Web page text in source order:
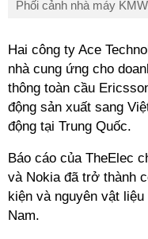
Phối cảnh nhà máy
Hai công ty Ace
nhà cung ứng cho
thông toàn cầu
động sản xuất sang
động tại Trung Quốc.
Báo cáo của TheElec
và Nokia đã trở thành
kiện và nguyên vật
Nam.